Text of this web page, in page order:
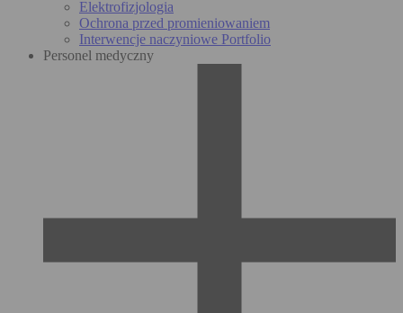
Elektrofizjologia
Ochrona przed promieniowaniem
Interwencje naczyniowe Portfolio
Personel medyczny